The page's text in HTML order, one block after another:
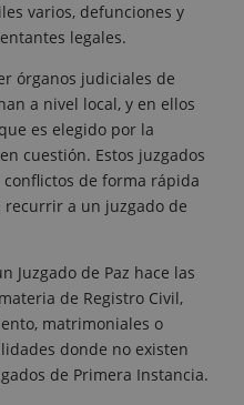
varios, defunciones y
legales.
órganos judiciales de
a nivel local, y en ellos
es elegido por la
cuestión. Estos juzgados
de forma rápida
recurrir a un juzgado de
Juzgado de Paz hace las
de Registro Civil,
matrimoniales o
donde no existen
de Primera Instancia.